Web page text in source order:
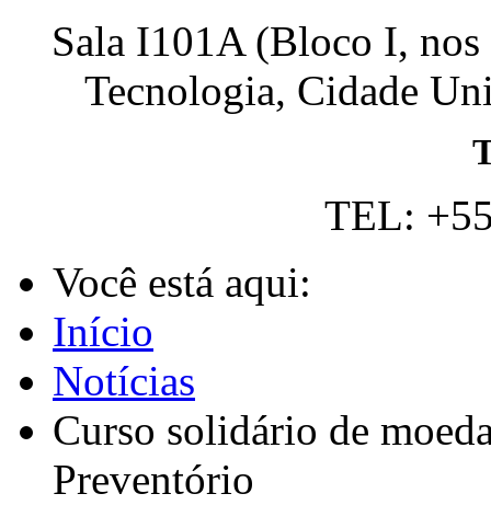
Sala I101A (Bloco I,
Tecnologia, Cidade
TEL:
Você está aqui:
Início
Notícias
Curso solidário de
Preventório